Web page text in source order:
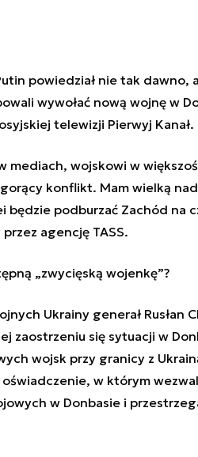
powiedział nie tak dawno,
wywołać nową wojnę w
telewizji Pierwyj Kanał.
mediach, wojskowi w
konflikt. Mam wielką
podburzać Zachód na
agencję TASS.
„zwycięską wojenkę”?
Ukrainy generał Rusłan
zaostrzeniu się sytuacji w
wojsk przy granicy z
w którym
w Donbasie i